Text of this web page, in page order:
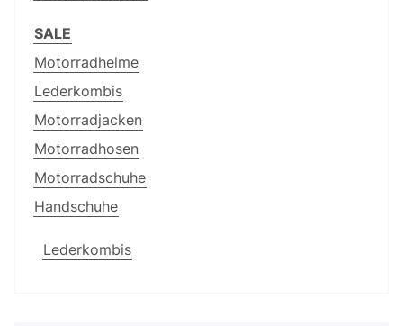
SALE
Motorradhelme
Lederkombis
Motorradjacken
Motorradhosen
Motorradschuhe
Handschuhe
Lederkombis